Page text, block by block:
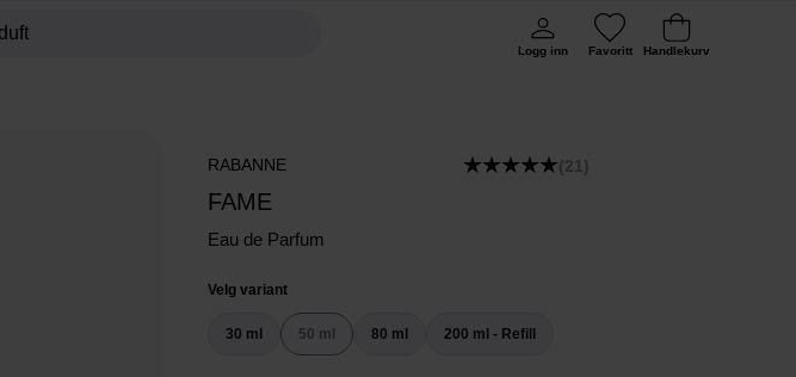
Logg inn Favoritt Handlekurv
RABANNE (21)
FAME
Eau de Parfum
Velg variant
30 ml 50 ml 80 ml 200 ml - Refill